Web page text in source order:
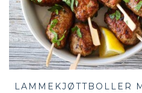
LAMMEKJØTTBOLLER